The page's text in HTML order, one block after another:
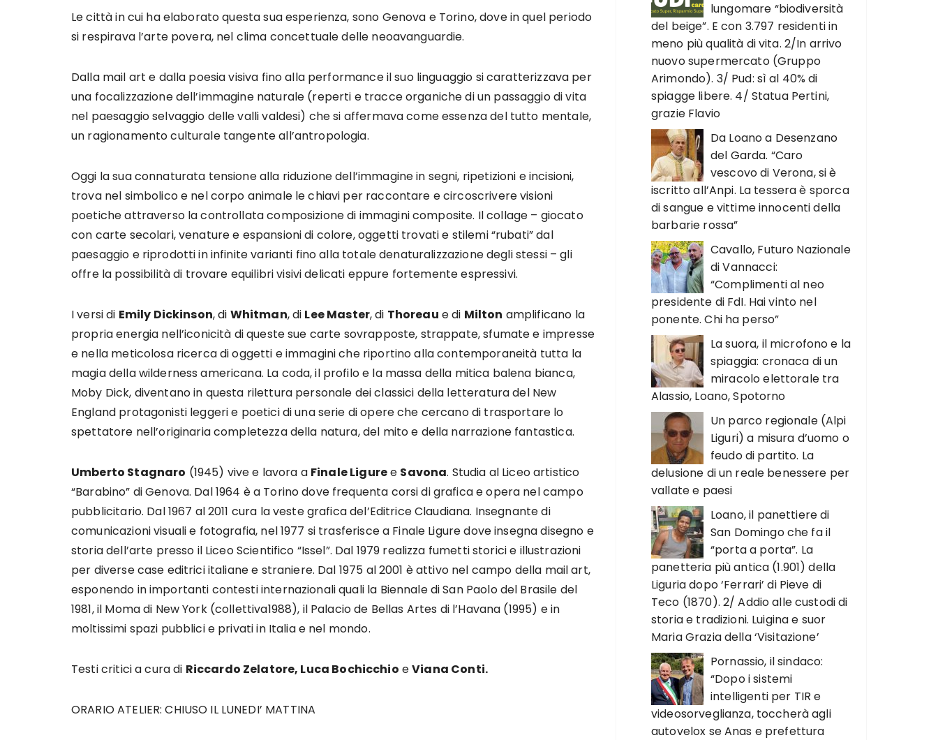
Le città in cui ha elaborato questa sua esperienza, sono Genova e Torino, dove in quel periodo
si respirava l’arte povera, nel clima concettuale delle neoavanguardie.
Dalla mail art e dalla poesia visiva fino alla performance il suo linguaggio si caratterizzava per
una focalizzazione dell’immagine naturale (reperti e tracce organiche di un passaggio di vita
nel paesaggio selvaggio delle valli valdesi) che si affermava come essenza del tutto mentale,
un ragionamento culturale tangente all’antropologia.
Oggi la sua connaturata tensione alla riduzione dell’immagine in segni, ripetizioni e incisioni,
trova nel simbolico e nel corpo animale le chiavi per raccontare e circoscrivere visioni
poetiche attraverso la controllata composizione di immagini composite. Il collage – giocato
con carte secolari, venature e espansioni di colore, oggetti trovati e stilemi “rubati” dal
paesaggio e riprodotti in infinite varianti fino alla totale denaturalizzazione degli stessi – gli
offre la possibilità di trovare equilibri visivi delicati eppure fortemente espressivi.
I versi di Emily Dickinson, di Whitman, di Lee Master, di Thoreau e di Milton amplificano la
propria energia nell’iconicità di queste sue carte sovrapposte, strappate, sfumate e impresse
e nella meticolosa ricerca di oggetti e immagini che riportino alla contemporaneità tutta la
magia della wilderness americana. La coda, il profilo e la massa della mitica balena bianca,
Moby Dick, diventano in questa rilettura personale dei classici della letteratura del New
England protagonisti leggeri e poetici di una serie di opere che cercano di trasportare lo
spettatore nell’originaria completezza della natura, del mito e della narrazione fantastica.
Umberto Stagnaro (1945) vive e lavora a Finale Liguree Savona. Studia al Liceo artistico
“Barabino” di Genova. Dal 1964 è a Torino dove frequenta corsi di grafica e opera nel campo
pubblicitario. Dal 1967 al 2011 cura la veste grafica del’Editrice Claudiana. Insegnante di
comunicazioni visuali e fotografia, nel 1977 si trasferisce a Finale Ligure dove insegna disegno e
storia dell’arte presso il Liceo Scientifico “Issel”. Dal 1979 realizza fumetti storici e illustrazioni
per diverse case editrici italiane e straniere. Dal 1975 al 2001 è attivo nel campo della mail art,
esponendo in importanti contesti internazionali quali la Biennale di San Paolo del Brasile del
1981, il Moma di New York (collettiva1988), il Palacio de Bellas Artes di l’Havana (1995) e in
moltissimi spazi pubblici e privati in Italia e nel mondo.
Testi critici a cura di Riccardo Zelatore, Luca Bochicchio eViana Conti.
ORARIO ATELIER: CHIUSO IL LUNEDI’ MATTINA
lungomare “biodiversità
del beige”. E con 3.797 residenti in
meno più qualità di vita. 2/In arrivo
nuovo supermercato (Gruppo
Arimondo). 3/ Pud: sì al 40% di
spiagge libere. 4/ Statua Pertini,
grazie Flavio
Da Loano a Desenzano
del Garda. “Caro
vescovo di Verona, si è
iscritto all’Anpi. La tessera è sporca
di sangue e vittime innocenti della
barbarie rossa”
Cavallo, Futuro Nazionale
di Vannacci:
“Complimenti al neo
presidente di FdI. Hai vinto nel
ponente. Chi ha perso”
La suora, il microfono e la
spiaggia: cronaca di un
miracolo elettorale tra
Alassio, Loano, Spotorno
Un parco regionale (Alpi
Liguri) a misura d’uomo o
feudo di partito. La
delusione di un reale benessere per
vallate e paesi
Loano, il panettiere di
San Domingo che fa il
“porta a porta”. La
panetteria più antica (1.901) della
Liguria dopo ‘Ferrari’ di Pieve di
Teco (1870). 2/ Addio alle custodi di
storia e tradizioni. Luigina e suor
Maria Grazia della ‘Visitazione’
Pornassio, il sindaco:
“Dopo i sistemi
intelligenti per TIR e
videosorveglianza, toccherà agli
autovelox se Anas e prefettura